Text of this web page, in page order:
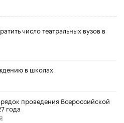
число театральных вузов в
в школах
проведения Всероссийской
года